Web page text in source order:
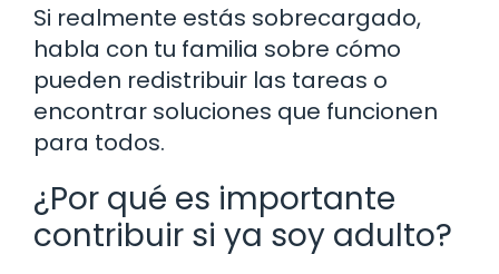
Si realmente estás sobrecargado,
habla con tu familia sobre cómo
pueden redistribuir las tareas o
encontrar soluciones que funcionen
para todos.
¿Por qué es importante
contribuir si ya soy adulto?